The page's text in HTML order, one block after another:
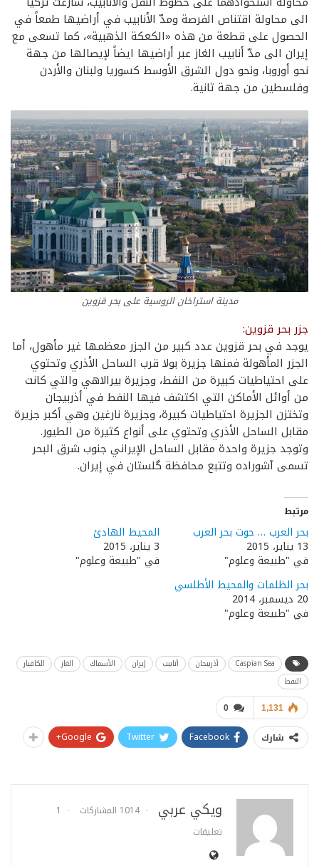
الى محاولة اقتناص الفرصة ومدّ الأنابيب في أراضيها طمعاً في
الحصول على قطعة من هذه «الكعكة الذهبية»، كما تسعى مع
إيران الى مدّ أنابيب الغاز عبر أراضيها ايضاً لإيصالها من جهة
نحو أوروبا، ونحو دول الشرق الأوسط كسوريا ولبنان والأردن
وفلسطين من جهة ثانية.
مدينة استراخان الروسية على بحر قزوين
جزر بحر قزوين:
يوجد في بحر قزوين عدد كبير من الجزر معظمها غير مأهول، أما
الجزر المأهولة فمنها جزيرة بولا قرب الساحل الأذري وتحتوي
على احتياطيات كبيرة من النفط، وجزيرة بيرالاهي والتي كانت
من أوائل الأماكن التي اكتشف فيها النفط في أذربيجان
وتختزن الجزيرة احتياطيات كبيرة، وجزيرة نارغين وهي أكبر جزيرة
مقابل الساحل الأذري وتحتوي على أنواع كثيرة من الطيور.
وتوجد جزيرة واحدة مقابل الساحل الإيراني جنوب شرق البحر
تسمى آشوراده وتتبع محافظة گلستان في إيران.
مرتبط
بحر العرب … حوت بحر العرب
13 يناير، 2015
في "طبيعة وعلوم"
المحيط الهادئ
3 يناير، 2015
في "طبيعة وعلوم"
بحر الظلمات والمحيط الأطلسي
20 ديسمبر، 2014
في "طبيعة وعلوم"
Caspian Sea أذربيجان أنابيب إيران الأسماك الغاز
الكافيار
النفط
0 1,131
شارك Facebook
Twitter
Google+
ويكي عربي 1014 المشاركات
1
تعليقات